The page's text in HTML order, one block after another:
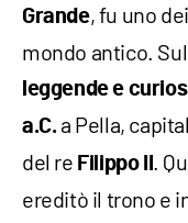
Grande, fu uno
mondo antico.
leggende e
a.C. a Pella,
del re Filippo II .
ereditò il trono e